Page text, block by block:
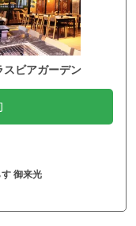
ビアガーデン
御来光